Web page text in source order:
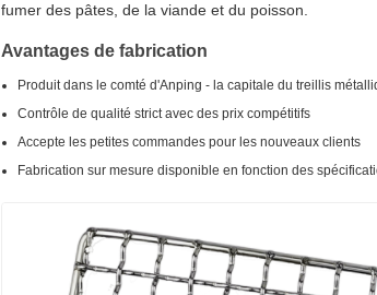
fumer des pâtes, de la viande et du poisson.
Avantages de fabrication
Produit dans le comté d'Anping - la capitale du treillis
Contrôle de qualité strict avec des prix compétitifs
Accepte les petites commandes pour les nouveaux clients
Fabrication sur mesure disponible en fonction des